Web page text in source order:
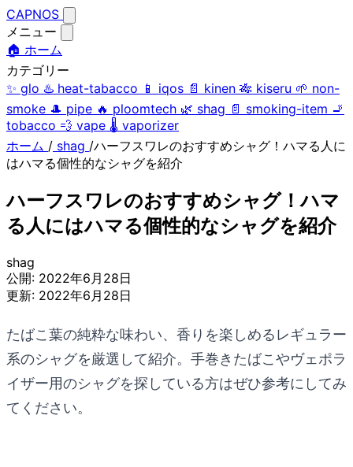
CAPNOS
メニュー
🏠 ホーム
カテゴリー
✨ glo ♨️ heat-tabacco 📱 iqos 📄 kinen 🎋 kiseru 🌱 non-
smoke 🎩 pipe 🔥 ploomtech 🌿 shag 📄 smoking-item 🚬
tobacco 💨 vape 🌡️ vaporizer
ホーム / shag /ハーフスワレのおすすめシャグ！ハマる人に
はハマる個性的なシャグを紹介
ハーフスワレのおすすめシャグ！ハマ
る人にはハマる個性的なシャグを紹介
shag
公開: 2022年6月28日
更新: 2022年6月28日
たばこ葉の純粋な味わい、香りを楽しめるレギュラー
系のシャグを厳選して紹介。手巻きたばこやヴェポラ
イザー用のシャグを探している方はぜひ参考にしてみ
てください。